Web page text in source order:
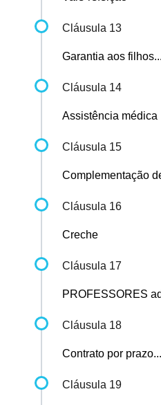
Cláusula 13
Garantia aos filhos...
Cláusula 14
Assistência médica
Cláusula 15
Complementação
Cláusula 16
Creche
Cláusula 17
PROFESSORES
Cláusula 18
Contrato por prazo...
Cláusula 19